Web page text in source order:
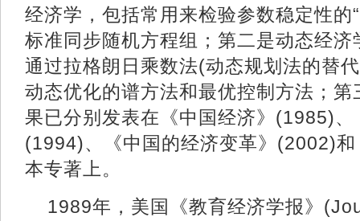
经济学，包括常用来检验参数稳定性的
标准同步随机方程组；第二是动态经
通过拉格朗日乘数法(动态规划法的替
动态优化的谱方法和最优控制方法；
果已分别发表在《中国经济》(1985)
(1994)、《中国的经济变革》(2002)
本专著上。
1989年，美国《教育经济学报》